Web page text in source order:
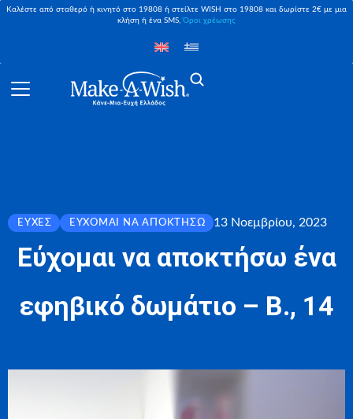
Καλέστε από σταθερό ή κινητό στο 19808 ή στείλτε WISH στο 19808 και δωρίστε 2€ με μια
κλήση ή ένα SMS,Όροι χρέωσης
ΕΥΧΈΣ ΕΎΧΟΜΑΙ ΝΑ ΑΠΟΚΤΉΣΩ 13 Νοεμβρίου, 2023
Εύχομαι να αποκτήσω ένα
εφηβικό δωμάτιο – Β., 14